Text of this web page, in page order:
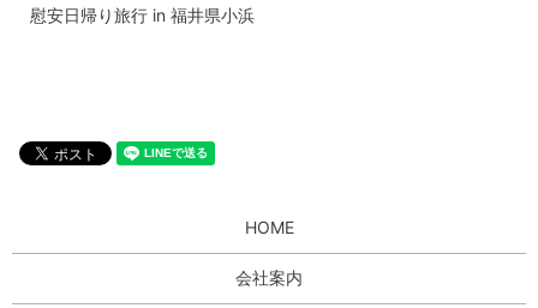
慰安日帰り旅行 in 福井県小浜
HOME
会社案内